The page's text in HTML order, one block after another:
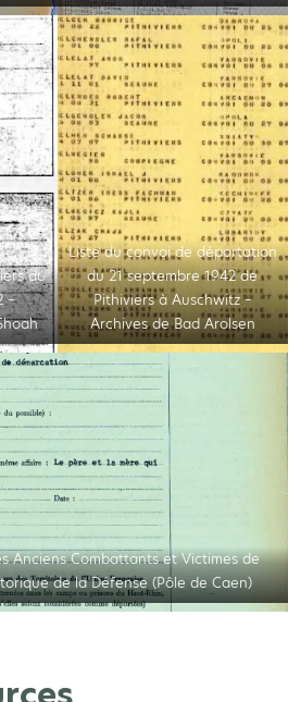
du
–
Liste du convoi de déportation
du 21 septembre 1942 de
Pithiviers à Auschwitz –
Archives de Bad Arolsen
Anciens Combattants et Victimes de
de la Défense (Pôle de Caen)